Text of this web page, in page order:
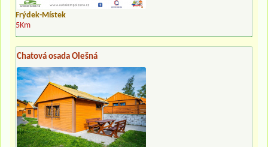
Frýdek-Místek
5Km
Chatová osada Olešná